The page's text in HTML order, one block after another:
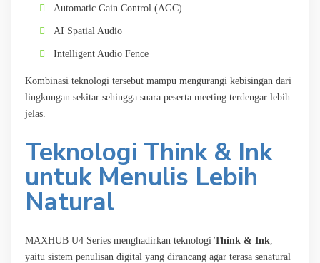
Automatic Gain Control (AGC)
AI Spatial Audio
Intelligent Audio Fence
Kombinasi teknologi tersebut mampu mengurangi kebisingan dari
lingkungan sekitar sehingga suara peserta meeting terdengar lebih
jelas.
Teknologi Think & Ink
untuk Menulis Lebih
Natural
MAXHUB U4 Series menghadirkan teknologi Think & Ink
yaitu sistem penulisan digital yang dirancang agar terasa senatural